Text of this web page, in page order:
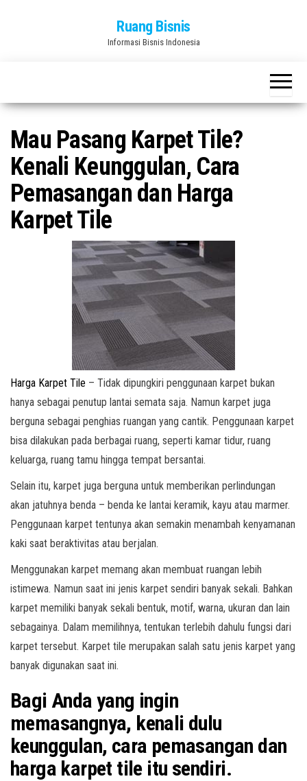
Ruang Bisnis
Informasi Bisnis Indonesia
Mau Pasang Karpet Tile?
Kenali Keunggulan, Cara
Pemasangan dan Harga
Karpet Tile
Harga Karpet Tile – Tidak dipungkiri penggunaan karpet bukan
hanya sebagai penutup lantai semata saja. Namun karpet juga
berguna sebagai penghias ruangan yang cantik. Penggunaan karpet
bisa dilakukan pada berbagai ruang, seperti kamar tidur, ruang
keluarga, ruang tamu hingga tempat bersantai.
Selain itu, karpet juga berguna untuk memberikan perlindungan
akan jatuhnya benda – benda ke lantai keramik, kayu atau marmer.
Penggunaan karpet tentunya akan semakin menambah kenyamanan
kaki saat beraktivitas atau berjalan.
Menggunakan karpet memang akan membuat ruangan lebih
istimewa. Namun saat ini jenis karpet sendiri banyak sekali. Bahkan
karpet memiliki banyak sekali bentuk, motif, warna, ukuran dan lain
sebagainya. Dalam memilihnya, tentukan terlebih dahulu fungsi dari
karpet tersebut. Karpet tile merupakan salah satu jenis karpet yang
banyak digunakan saat ini.
Bagi Anda yang ingin
memasangnya, kenali dulu
keunggulan, cara pemasangan dan
harga karpet tile itu sendiri.